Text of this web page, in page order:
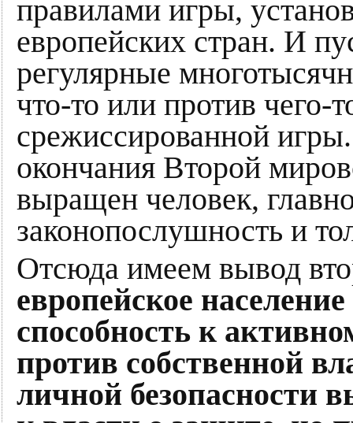
правилами игры,
европейских стран. И
регулярные
что-то или против чего-
срежиссированной
окончания Второй
выращен человек,
законопослушность и
Отсюда имеем вывод
европейское
способность к
против собственной
личной безопасности